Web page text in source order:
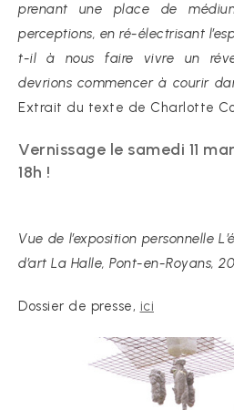
prenant une place de
perceptions, en ré-électrisant
t-il à nous faire vivre un
devrions commencer à courir
Extrait du texte de Charlotte
Vernissage le samedi 11
18h !
Vue de l’exposition personnelle
d’art La Halle, Pont-en-Royans,
Dossier de presse, ici